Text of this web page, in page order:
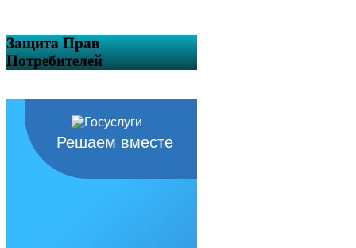
Защита Прав
Потребителей
Решаем вместе